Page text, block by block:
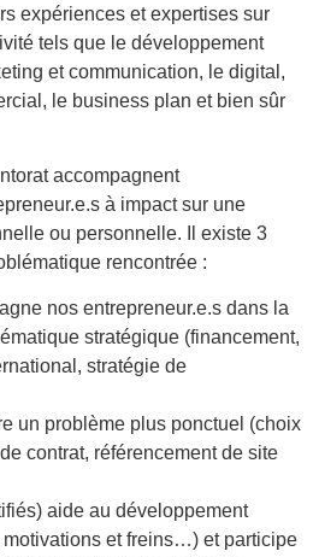
expériences et expertises sur
tels que le développement
et communication, le digital,
le business plan et bien sûr
accompagnent
à impact sur une
ou personnelle. Il existe 3
rencontrée :
nos entrepreneur.e.s dans la
stratégique (financement,
stratégie de
un problème plus ponctuel (choix
contrat, référencement de site
aide au développement
motivations et freins…) et participe